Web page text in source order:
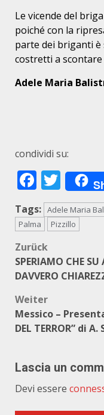
Le vicende del
poiché con la
parte dei briganti
costretti a
Adele Maria
condividi su:
Tags: Adele Maria
Palma
Pizzillo
Zurück
SPERIAMO CHE SU
DAVVERO
Weiter
Messico –
DEL TERROR” di
Lascia un
Devi essere